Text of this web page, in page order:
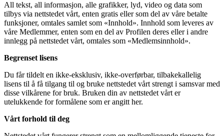
All tekst, all informasjon, alle grafikker, lyd, video og data som
tilbys via nettstedet vårt, enten gratis eller som del av våre betalte
funksjoner, omtales samlet som «Innhold». Innhold som leveres av
våre Medlemmer, enten som en del av Profilen deres eller i andre
innlegg på nettstedet vårt, omtales som «Medlemsinnhold».
Begrenset lisens
Du får tildelt en ikke-eksklusiv, ikke-overførbar, tilbakekallelig
lisens til å få tilgang til og bruke nettstedet vårt strengt i samsvar med
disse vilkårene for bruk. Bruken din av nettstedet vårt er
utelukkende for formålene som er angitt her.
Vårt forhold til deg